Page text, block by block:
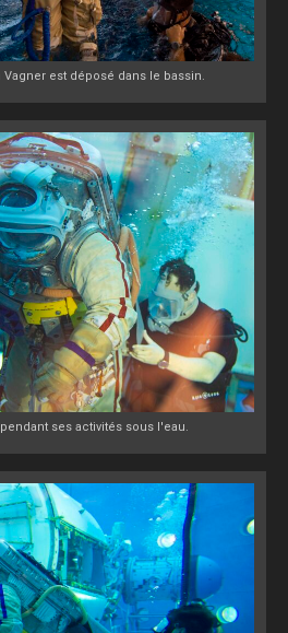
Vagner est déposé dans le bassin.
ses activités sous l'eau.